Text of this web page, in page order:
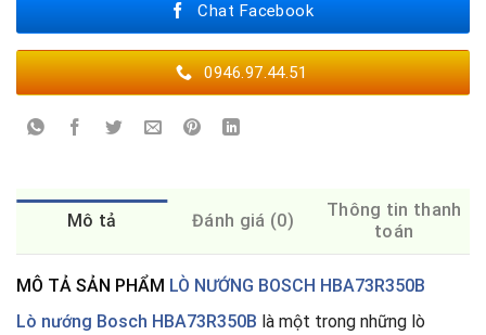
Chat Facebook
0946.97.44.51
Mô tả Đánh giá (0)
Thông tin thanh
toán
MÔ TẢ SẢN PHẨM LÒ NƯỚNG BOSCH HBA73R350B
Lò nướng Bosch HBA73R350B là một trong những lò